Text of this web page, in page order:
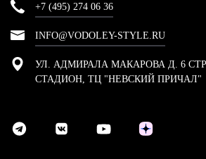
+7 (495) 274 06 36
INFO@VODOLEY-STYLE.RU
УЛ. АДМИРАЛА МАКАРОВА Д. 6
СТАДИОН, ТЦ "НЕВСКИЙ ПРИЧАЛ"